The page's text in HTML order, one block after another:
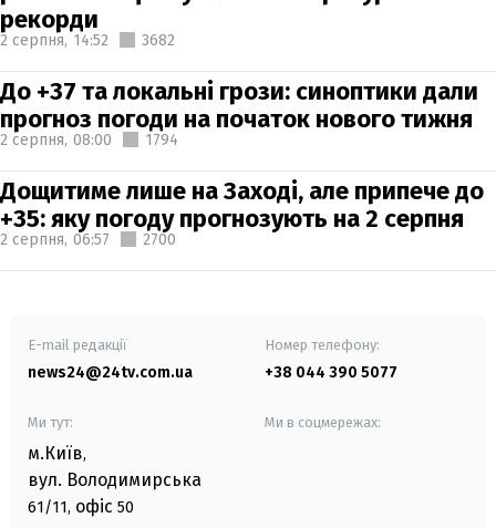
рекорди
2 серпня, 14:52 3682
До +37 та локальні грози: синоптики дали
прогноз погоди на початок нового тижня
2 серпня, 08:00 1794
Дощитиме лише на Заході, але припече до
+35: яку погоду прогнозують на 2 серпня
2 серпня, 06:57 2700
E-mail редакції
news24@24tv.com.ua
Номер телефону:
+38 044 390 5077
Ми тут:
м.Київ,
вул. Володимирська
61/11, офіс 50
Ми в соцмережах: